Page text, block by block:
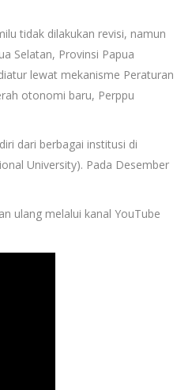
tidak dilakukan revisi, namun
Selatan, Provinsi Papua
lewat mekanisme Peraturan
otonomi baru, Perppu
dari berbagai institusi di
University). Pada Desember
ulang melalui kanal YouTube